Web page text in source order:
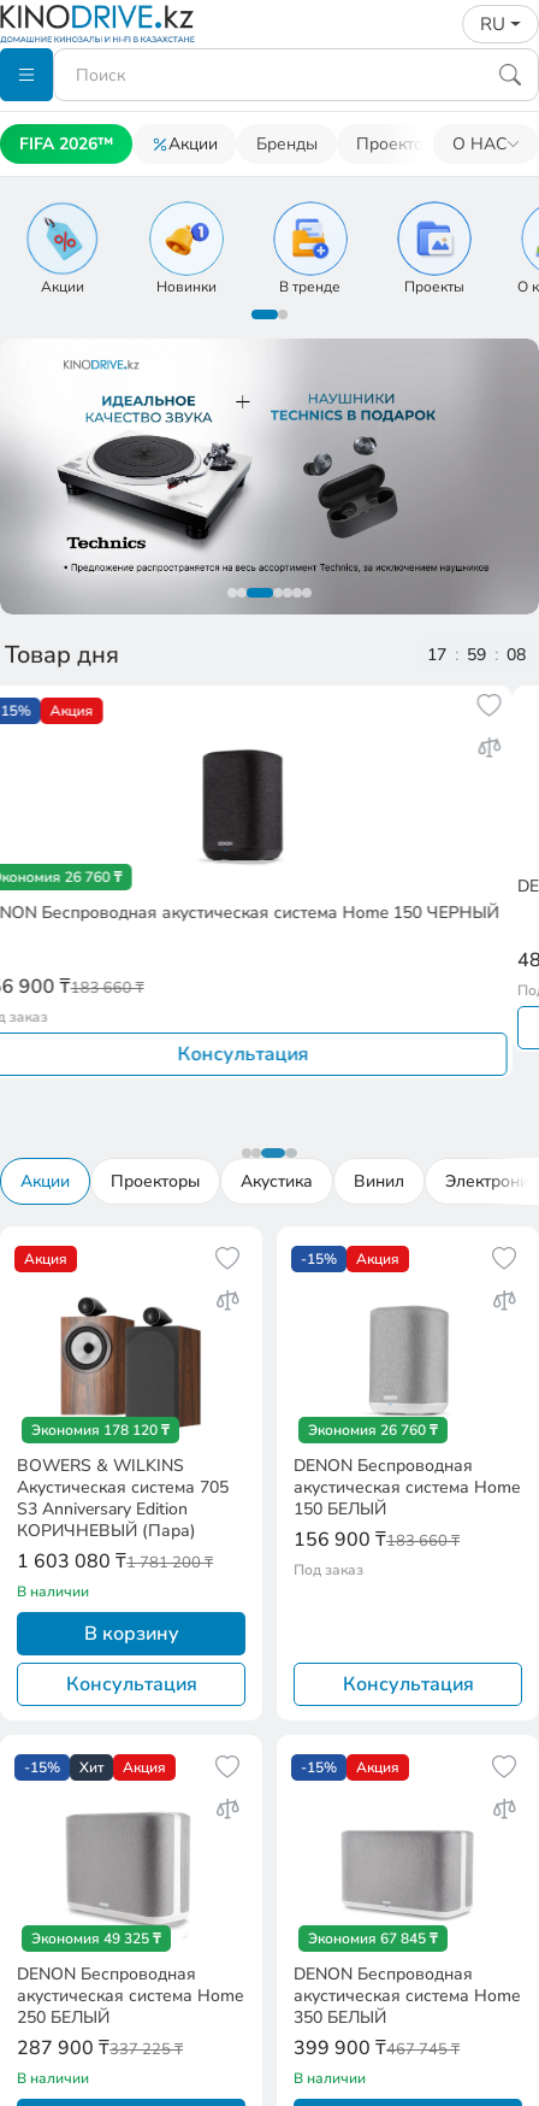
RU
FIFA 2026™ Акции Бренды Проекторы О НАС
Интернет-магазин аудио и
Товар дня 17 : 59 : 07
DENON Наушники AHD7200EM ДЕРЕВО
Под заказ
Консультация
Акции Новинки В тренде Проекты О
Акции Проекторы Акустика Винил
Акция
Экономия 178 120 ₸
BOWERS & WILKINS
Акустическая система 705
S3 Anniversary Edition
КОРИЧНЕВЫЙ (Пара)
1 603 080 ₸1 781 200 ₸
В наличии
В корзину
Консультация
-15% Акция
Экономия 26 760 ₸
DENON Беспроводная
акустическая система Home
150 БЕЛЫЙ
156 900 ₸183 660 ₸
Под заказ
Консультация
-15% Хит Акция
Экономия 49 325 ₸
DENON Беспроводная
акустическая система Home
250 БЕЛЫЙ
287 900 ₸337 225 ₸
В наличии
-15% Акция
Экономия 67 845 ₸
DENON Беспроводная
акустическая система Home
350 БЕЛЫЙ
399 900 ₸467 745 ₸
В наличии